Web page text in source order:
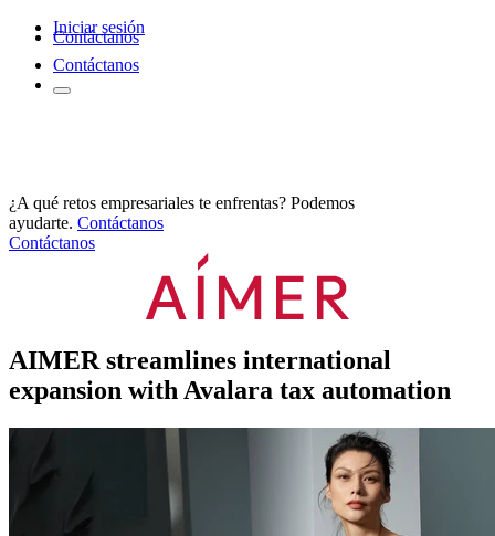
Iniciar sesión
Contáctanos
Contáctanos
¿A qué retos empresariales te enfrentas? Podemos
ayudarte. Contáctanos
Contáctanos
AIMER streamlines international
expansion with Avalara tax automation